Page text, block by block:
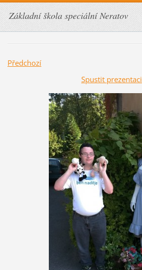
Základní škola speciální Neratov
Předchozí
Spustit prezentaci